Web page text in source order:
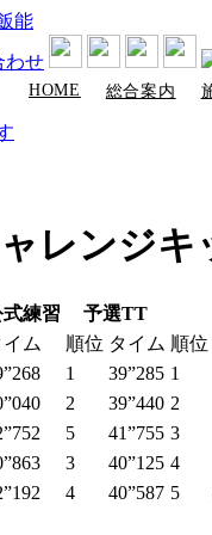
わせ
HOME 総合案内
レンジ
練習 予選TT
イム
順位 タイム 順位
1 39”285 1
2 39”440 2
5 41”755 3
3 40”125 4
4 40”587 5